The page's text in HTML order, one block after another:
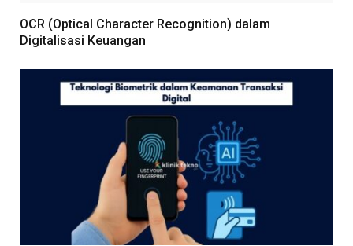
OCR (Optical Character Recognition) dalam
Digitalisasi Keuangan